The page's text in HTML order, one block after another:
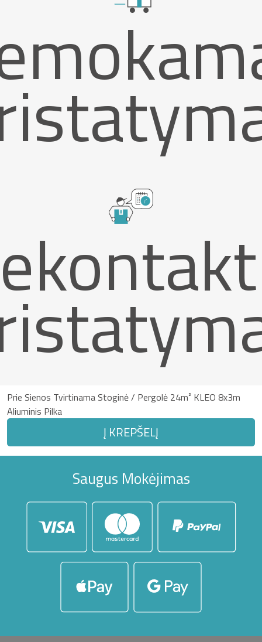
Prie Sienos Tvirtinama Stoginė / Pergolė 24m² KLEO 8x3m
Aliuminis Pilka
Į KREPŠELĮ
Saugus Mokėjimas